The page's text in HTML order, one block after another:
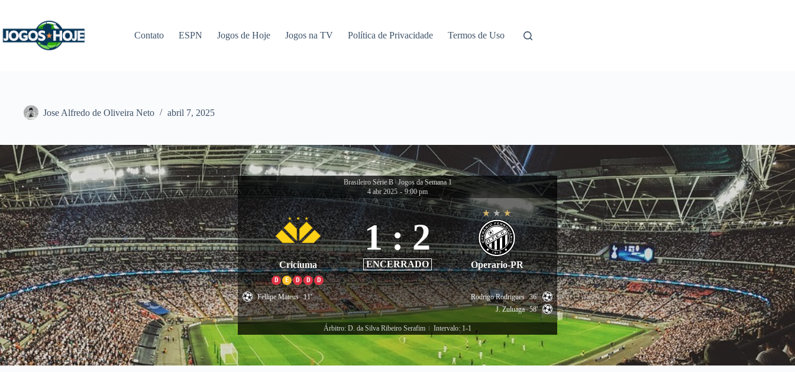
conteúdo
Contato ESPN Jogos de Hoje Jogos na TV Política de Privacidade Termos de Uso
Jose Alfredo de Oliveira Neto abril 7, 2025
Brasileiro Série B | Jogos da Semana 1
4 abr 2025 - 9:00 pm
Criciuma
D E D D D
1 : 2
ENCERRADO Operario-PR
Fellipe Mateus 11' Rodrigo Rodrigues 36'
J. Zuluaga 58'
Árbitro: D. da Silva Ribeiro Serafim Intervalo: 1-1